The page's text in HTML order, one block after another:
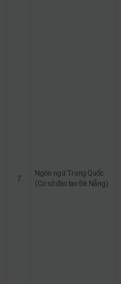
7
Ngôn ngữ Trung Quốc
(Cơ sở đào tạo Đà Nẵng)